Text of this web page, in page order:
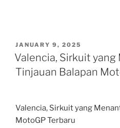
POSTED
ON
JANUARY 9, 2025
Valencia, Sirkuit yang
Tinjauan Balapan
Valencia, Sirkuit yang
MotoGP Terbaru